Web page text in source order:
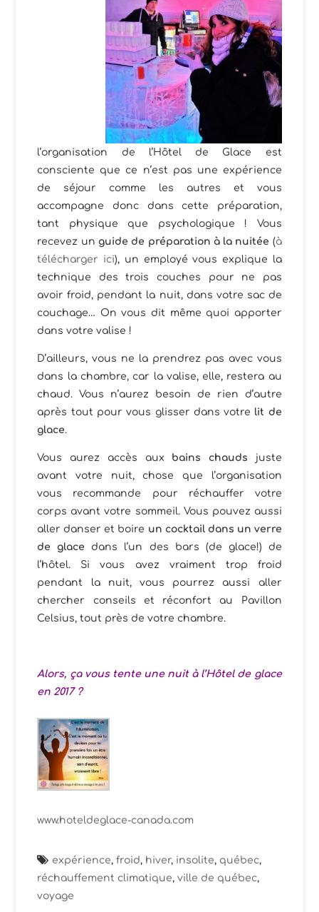
l’organisation de l’Hôtel de Glace est
consciente que ce n’est pas une expérience
de séjour comme les autres et vous
accompagne donc dans cette préparation,
tant physique que psychologique ! Vous
recevez un guide de préparation à la nuitée (à
télécharger ici), un employé vous explique la
technique des trois couches pour ne pas
avoir froid, pendant la nuit, dans votre sac de
couchage… On vous dit même quoi apporter
dans votre valise !
D’ailleurs, vous ne la prendrez pas avec vous
dans la chambre, car la valise, elle, restera au
chaud. Vous n’aurez besoin de rien d’autre
après tout pour vous glisser dans votre lit de
glace.
Vous aurez accès aux bains chauds juste
avant votre nuit, chose que l’organisation
vous recommande pour réchauffer votre
corps avant votre sommeil. Vous pouvez aussi
aller danser et boire un cocktail dans un verre
de glace dans l’un des bars (de glace!) de
l’hôtel. Si vous avez vraiment trop froid
pendant la nuit, vous pourrez aussi aller
chercher conseils et réconfort au Pavillon
Celsius, tout près de votre chambre.
Alors, ça vous tente une nuit à l’Hôtel de glace
en 2017 ?
www.hoteldeglace-canada.com
expérience,froid, hiver, insolite, québec,
réchauffement climatique,ville de québec,
voyage